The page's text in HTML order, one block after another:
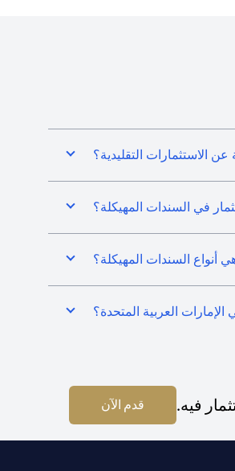
الاستثمارات التقليدية؟
في السندات المهيكلة؟
أنواع السندات المهيكلة؟
العربية المتحدة؟
فيه. قدم الآن